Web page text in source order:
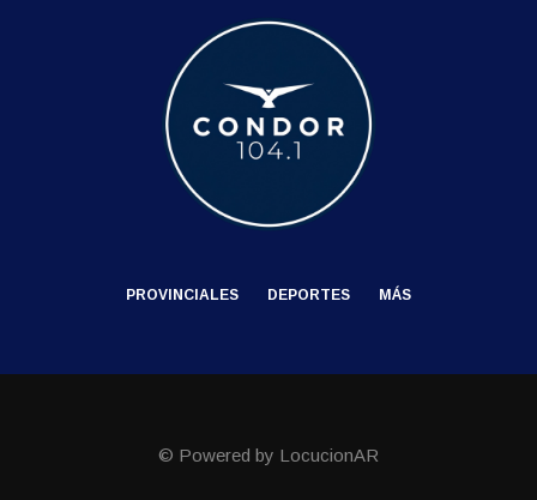
PROVINCIALES DEPORTES MÁS
© Powered by LocucionAR